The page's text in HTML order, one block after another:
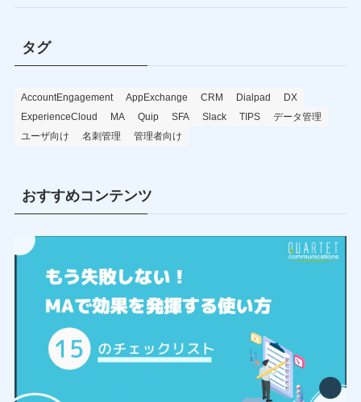
タグ
AccountEngagement AppExchange CRM Dialpad
DX
ExperienceCloud
MA Quip SFA Slack TIPS
データ管理
ユーザ向け
名刺管理 管理者向け
おすすめコンテンツ